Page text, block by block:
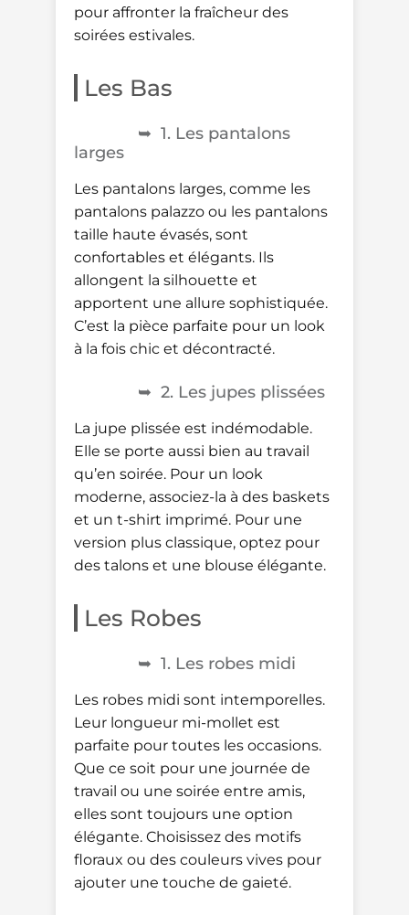
pour affronter la fraîcheur des
soirées estivales.
Les Bas
1. Les pantalons
larges
Les pantalons larges, comme les
pantalons palazzo ou les pantalons
taille haute évasés, sont
confortables et élégants. Ils
allongent la silhouette et
apportent une allure sophistiquée.
C’est la pièce parfaite pour un look
à la fois chic et décontracté.
2. Les jupes plissées
La jupe plissée est indémodable.
Elle se porte aussi bien au travail
qu’en soirée. Pour un look
moderne, associez-la à des baskets
et un t-shirt imprimé. Pour une
version plus classique, optez pour
des talons et une blouse élégante.
Les Robes
1. Les robes midi
Les robes midi sont intemporelles.
Leur longueur mi-mollet est
parfaite pour toutes les occasions.
Que ce soit pour une journée de
travail ou une soirée entre amis,
elles sont toujours une option
élégante. Choisissez des motifs
floraux ou des couleurs vives pour
ajouter une touche de gaieté.